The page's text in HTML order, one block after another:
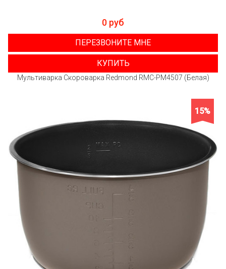
0 руб
ПЕРЕЗВОНИТЕ МНЕ
КУПИТЬ
Мультиварка Скороварка Redmond RMC-PM4507 (Белая)
15%